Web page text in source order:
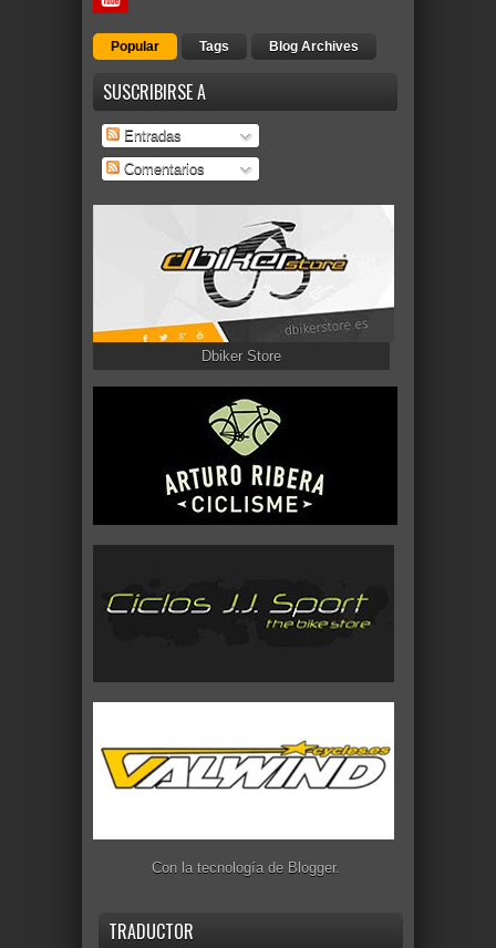
Popular Tags Blog Archives
SUSCRIBIRSE A
Entradas
Comentarios
Dbiker Store
Con la tecnología de Blogger.
TRADUCTOR